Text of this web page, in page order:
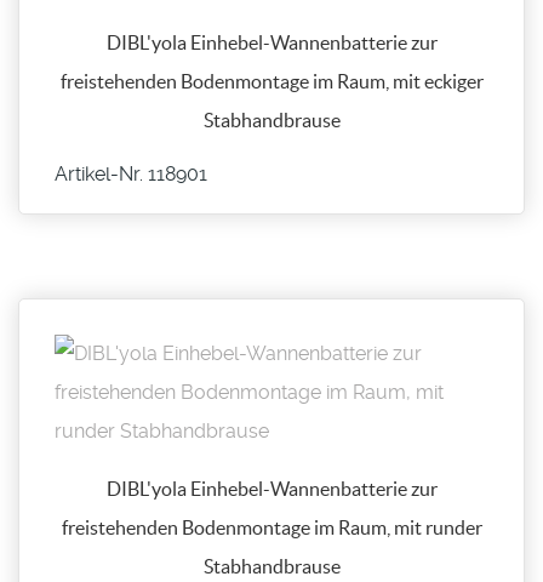
DIBL'yola Einhebel-Wannenbatterie zur
freistehenden Bodenmontage im Raum, mit eckiger
Stabhandbrause
Artikel-Nr. 118901
DIBL'yola Einhebel-Wannenbatterie zur
freistehenden Bodenmontage im Raum, mit runder
Stabhandbrause